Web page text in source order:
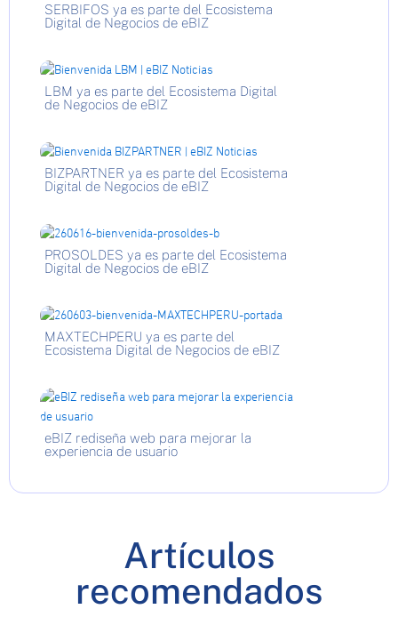
SERBIFOS ya es parte del Ecosistema
Digital de Negocios de eBIZ
LBM ya es parte del Ecosistema Digital
de Negocios de eBIZ
BIZPARTNER ya es parte del Ecosistema
Digital de Negocios de eBIZ
PROSOLDES ya es parte del Ecosistema
Digital de Negocios de eBIZ
MAXTECHPERU ya es parte del
Ecosistema Digital de Negocios de eBIZ
eBIZ rediseña web para mejorar la
experiencia de usuario
Artículos
recomendados